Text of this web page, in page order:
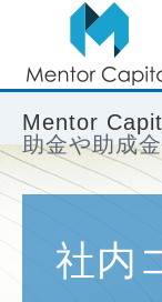
Mentor
助金や助成
社内